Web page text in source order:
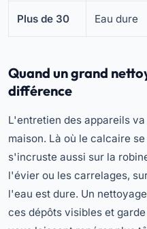
Plus de 30 Eau dure
Quand un grand
différence
L'entretien des appareils
maison. Là où le calcaire
s'incruste aussi sur la
l'évier ou les carrelages,
l'eau est dure. Un
ces dépôts visibles et